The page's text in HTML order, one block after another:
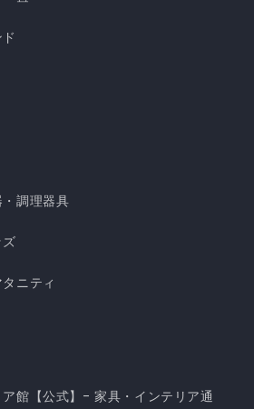
調理器具
ニティ
館【公式】- 家具・インテリア通